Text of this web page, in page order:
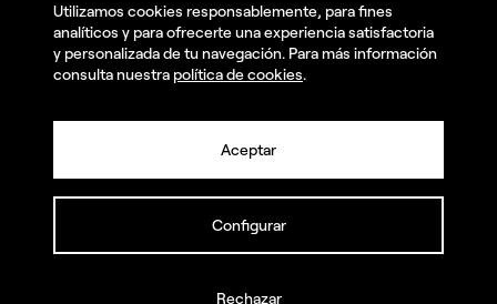
Contact
Instagram
Facebook
© summa.es Todos los derechos reservados.
Utilizamos cookies responsablemente, para fines
analíticos y para ofrecerte una experiencia satisfactoria
y personalizada de tu navegación. Para más información
consulta nuestra política de cookies.
Aceptar
Configurar
Rechazar